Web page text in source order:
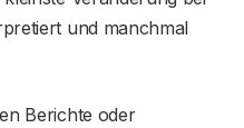
und manchmal
Berichte oder